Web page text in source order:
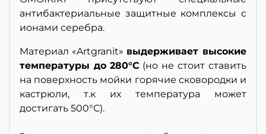
антибактериальные защитные комплексы с
ионами серебра.
Материал «Artgranit» выдерживает высокие
температуры до 280°С (но не стоит ставить
на поверхность мойки горячие сковородки и
кастрюли, т.к их температура может
достигать 500°С).